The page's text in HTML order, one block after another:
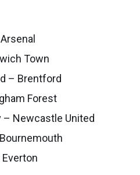
Town
– Brentford
Forest
– Newcastle United